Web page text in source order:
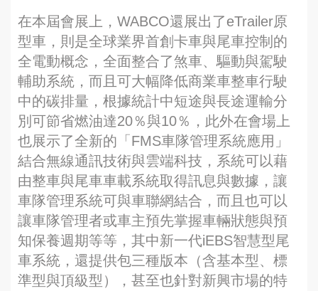
在本屆會展上，WABCO還展出了eTrailer原
型車，則是全球業界首創卡車與尾車控制的
全電動概念，全面整合了煞車、驅動與駕駛
輔助系統，而且可大幅降低商業車整車行駛
中的碳排量，根據統計中短途與長途運輸分
別可節省燃油達20％與10％，此外在會場上
也展示了全新的「FMS車隊管理系統應用」
結合無線通訊技術與雲端科技，系統可以藉
由整車與尾車車載系統取得訊息與數據，讓
車隊管理系統可與車聯網結合，而且也可以
讓車隊管理者或車主預先掌握車輛狀態與預
知保養週期等等，其中新一代iEBS智慧型尾
車系統，還提供包三種版本（含基本型、標
準型與頂級型），甚至也針對新興市場的特